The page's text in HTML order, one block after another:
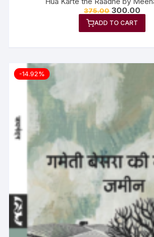
375.00 300.00
ADD TO CART
-14.92%